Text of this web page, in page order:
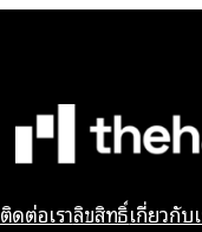
ติดต่อเราลิขสิทธิ์เกี่ยวกับ